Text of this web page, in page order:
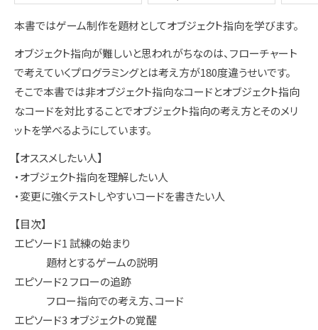
本書ではゲーム制作を題材としてオブジェクト指向を学びます。
オブジェクト指向が難しいと思われがちなのは、フローチャート
で考えていくプログラミングとは考え方が180度違うせいです。
そこで本書では非オブジェクト指向なコードとオブジェクト指向
なコードを対比することでオブジェクト指向の考え方とそのメリ
ットを学べるようにしています。
【オススメしたい人】
・オブジェクト指向を理解したい人
・変更に強くテストしやすいコードを書きたい人
【目次】
エピソード1 試練の始まり
題材とするゲームの説明
エピソード2 フローの追跡
フロー指向での考え方、コード
エピソード3 オブジェクトの覚醒